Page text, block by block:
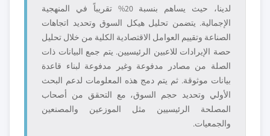
لدينا، حيث يساهم بنسبة 20% تقريباً في المنهجية
الإجمالية. يتضمن تحليل هيكل السوق وتحديد اتجاهات
الصناعة وتقييم العوامل الاقتصادية الكلية من خلال تحليل
حصة الإيرادات للاعبين الرئيسيين. يتم جمع البيانات ذات
الصلة من مصادر مدفوعة وغير مدفوعة لبناء قاعدة
بيانات موثوقة. ثم يتم دمج هذه المعلومات لدعم البحث
الأولي وتحديد حجم السوق، مع التحقق من أصحاب
المصلحة الرئيسيين مثل الموزعين والمصنعين
والجمعيات.